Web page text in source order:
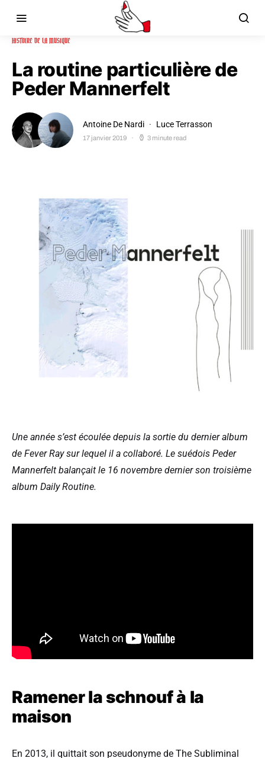
HISTOIRE DE LA MUSIQUE
La routine particulière de
Peder Mannerfelt
Antoine De Nardi Luce Terrasson
17 janvier 2019 3 minute read
Une année s’est écoulée depuis la sortie du dernier album
de Fever Ray sur lequel il a collaboré. Le suédois Peder
Mannerfelt balançait le 16 novembre dernier son troisième
album Daily Routine.
Ramener la schnouf à la
maison
En 2013, il quittait son pseudonyme de The Subliminal